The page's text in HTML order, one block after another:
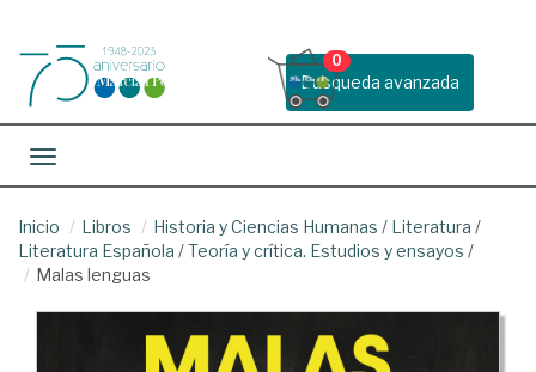
Busqueda avanzada
0
Toggle navigation
Inicio Libros Historia y Ciencias Humanas / Literatura /
Literatura Española /Teoría y crítica. Estudios y ensayos /
Malas lenguas